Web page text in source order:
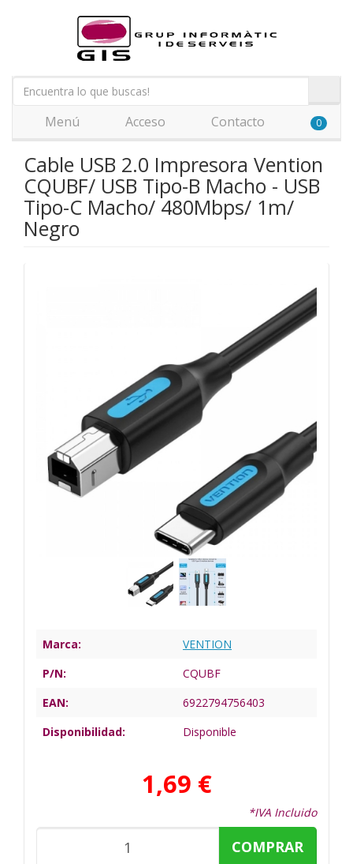
Menú Acceso Contacto 0
Cable USB 2.0 Impresora Vention
CQUBF/ USB Tipo-B Macho - USB
Tipo-C Macho/ 480Mbps/ 1m/
Negro
Marca:
VENTION
P/N:
CQUBF
EAN:
6922794756403
Disponibilidad:
Disponible
1,69 €
*IVA Incluido
COMPRAR